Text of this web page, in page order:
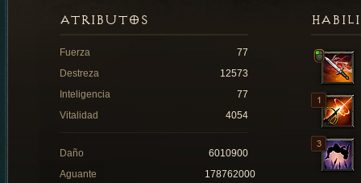
ATRIBUTOS
Fuerza
77
Destreza
12573
Inteligencia
77
Vitalidad
4054
Daño
6010900
Aguante
178762000